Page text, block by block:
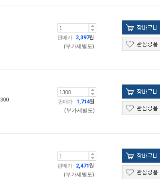
판매가 3,397원
(부가세별도)
판매가 1,714원
(부가세별도)
판매가 2,471원
(부가세별도)